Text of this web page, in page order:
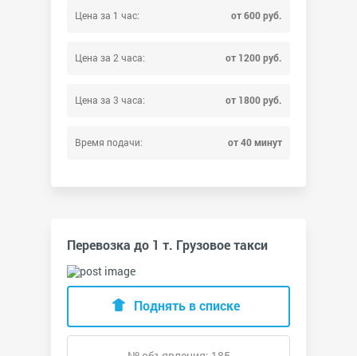
Цена за 1 час: от 600 руб.
Цена за 2 часа: от 1200 руб.
Цена за 3 часа: от 1800 руб.
Время подачи: от 40 минут
Перевозка до 1 т. Грузовое такси
Поднять в списке